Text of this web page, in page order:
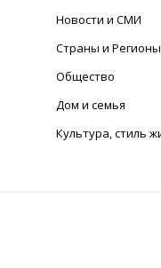
Новости и СМИ
Страны и Регионы
Общество
Дом и семья
Культура, стиль